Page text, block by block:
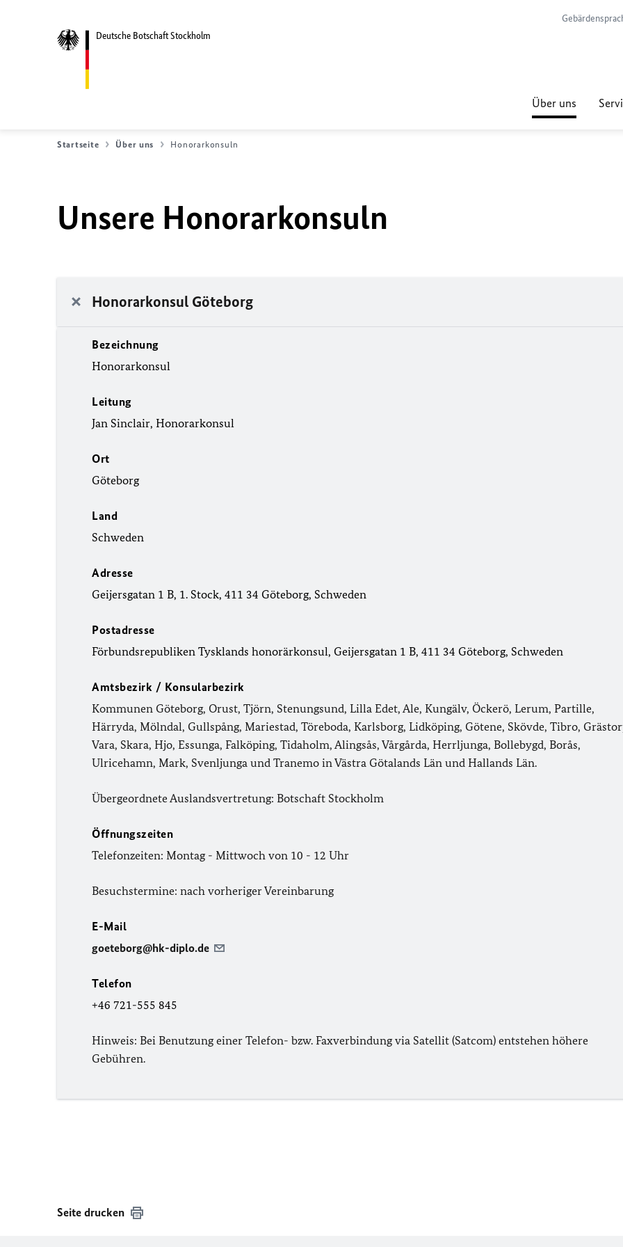
Deutsche Botschaft Stockholm
Über uns
Startseite Über uns Honorarkonsuln
Unsere Honorarkonsuln
Honorarkonsul Göteborg
Bezeichnung
Honorarkonsul
Leitung
Jan Sinclair, Honorarkonsul
Ort
Göteborg
Land
Schweden
Adresse
Geijersgatan 1 B, 1. Stock, 411 34 Göteborg, Schweden
Postadresse
Förbundsrepubliken Tysklands honorärkonsul, Geijersgatan 1 B, 411 34 Göteborg, Schweden
Amtsbezirk / Konsularbezirk
Kommunen Göteborg, Orust, Tjörn, Stenungsund, Lilla Edet, Ale, Kungälv, Öckerö, Lerum, Partille,
Härryda, Mölndal, Gullspång, Mariestad, Töreboda, Karlsborg, Lidköping, Götene, Skövde, Tibro,
Vara, Skara, Hjo, Essunga, Falköping, Tidaholm, Alingsås, Vårgårda, Herrljunga, Bollebygd, Borås,
Ulricehamn, Mark, Svenljunga und Tranemo in Västra Götalands Län und Hallands Län.
Übergeordnete Auslandsvertretung: Botschaft Stockholm
Öffnungszeiten
Telefonzeiten: Montag - Mittwoch von 10 - 12 Uhr
Besuchstermine: nach vorheriger Vereinbarung
E-Mail
goeteborg@hk-diplo.de
Telefon
+46 721-555 845
Hinweis: Bei Benutzung einer Telefon- bzw. Faxverbindung via Satellit (Satcom) entstehen höhere
Gebühren.
Seite drucken